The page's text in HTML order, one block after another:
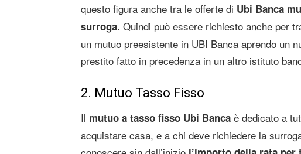
questo figura anche tra le offerte di Ubi Banca
surroga. Quindi può essere richiesto anche per
un mutuo preesistente in UBI Banca aprendo un
prestito fatto in precedenza in un altro istituto
2. Mutuo Tasso Fisso
Il mutuo a tasso fisso Ubi Banca è dedicato a
acquistare casa, e a chi deve richiedere la